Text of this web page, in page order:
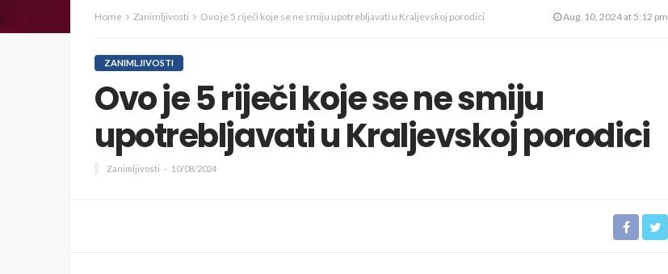
Home Zanimljivosti Ovo je 5 riječi koje se ne smiju upotrebljavati u Kraljevskoj porodici Aug. 10, 2024 at 5:12 pm
ZANIMLJIVOSTI
Ovo je 5 riječi koje se ne smiju
upotrebljavati u Kraljevskoj porodici
Zanimljivosti 10/08/2024